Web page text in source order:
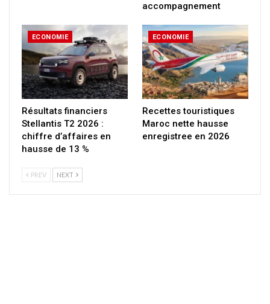
accompagnement
ECONOMIE
Résultats financiers
Stellantis T2 2026 :
chiffre d’affaires en
hausse de 13 %
ECONOMIE
Recettes touristiques
Maroc nette hausse
enregistree en 2026
PREV NEXT